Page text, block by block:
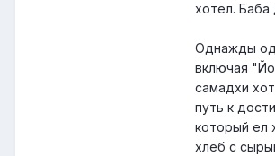
хотел. Баба
Однажды
включая
самадхи
путь к
который ел
хлеб с